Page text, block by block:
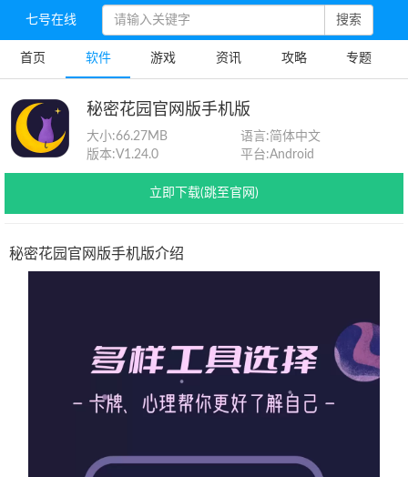
七号在线 搜索
首页 软件 游戏 资讯 攻略 专题
秘密花园官网版手机版
大小:66.27MB 语言:简体中文
版本:V1.24.0 平台:Android
立即下载(跳至官网)
秘密花园官网版手机版介绍